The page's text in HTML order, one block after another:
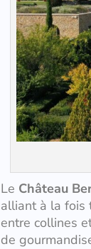
Le Château
alliant à la fois
entre collines
de